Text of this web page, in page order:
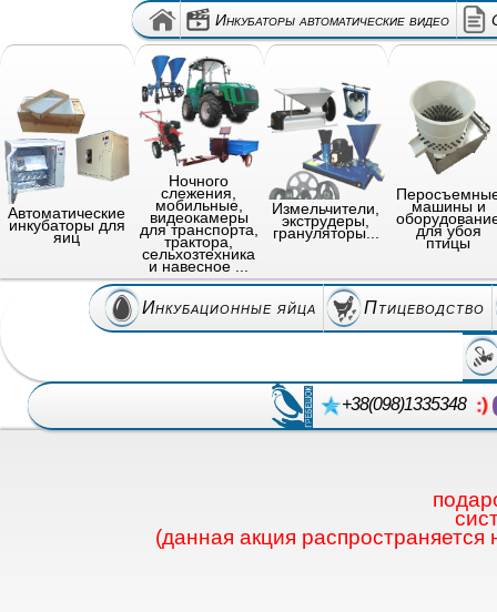
Инкубаторы автоматические видео
Автоматические
инкубаторы для
яиц
Ночного
слежения,
мобильные,
видеокамеры
для транспорта,
трактора,
сельхозтехника
и навесное ...
Измельчители,
экструдеры,
грануляторы...
машины и
для убоя
птицы
Инкубационные яйца Птицеводство
+38(098)1335348
(данная акция